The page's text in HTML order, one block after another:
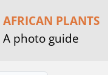
AFRICAN PLANTS
A photo guide